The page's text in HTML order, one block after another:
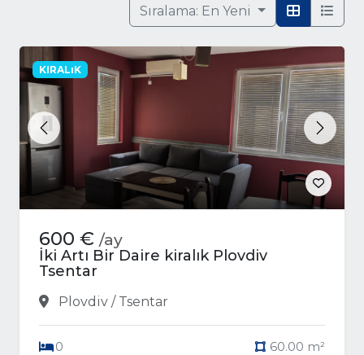
Sıralama: En Yeni
Previous Next
KIRALıK
600 € /ay
İki Artı Bir Daire kiralık Plovdiv
Tsentar
Plovdiv / Tsentar
0 60.00 m²